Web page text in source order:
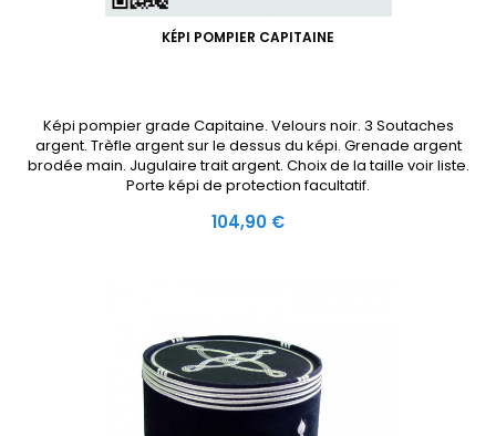
KÉPI POMPIER CAPITAINE
Képi pompier grade Capitaine. Velours noir. 3 Soutaches
argent. Trèfle argent sur le dessus du képi. Grenade argent
brodée main. Jugulaire trait argent. Choix de la taille voir liste.
Porte képi de protection facultatif.
Prix
104,90 €